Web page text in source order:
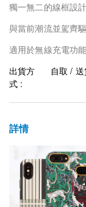
獨一無二的線框設計
與當前潮流並駕齊驅
適用於無線充電功能
出貨方
式 :
自取 /
詳情